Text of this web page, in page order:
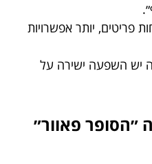
פריטים, יותר אפשרויות
יש השפעה ישירה על
״הסופר פאוור״